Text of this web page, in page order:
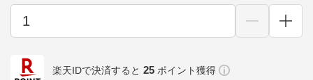
楽天IDで決済すると 25 ポイント獲得